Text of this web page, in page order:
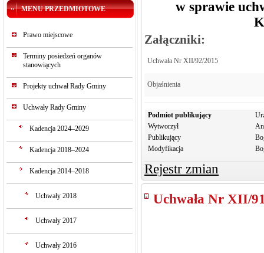
MENU PRZEDMIOTOWE
Prawo miejscowe
Terminy posiedzeń organów
stanowiących
Projekty uchwał Rady Gminy
Uchwały Rady Gminy
Kadencja 2024–2029
Kadencja 2018–2024
Kadencja 2014–2018
Uchwały 2018
Uchwały 2017
Uchwały 2016
w sprawie
Załączniki:
Uchwała Nr XII/92/2015
Objaśnienia
Podmiot publikujący
Wytworzył
Publikujący
Modyfikacja
Rejestr zmian
Uchwała Nr XII/